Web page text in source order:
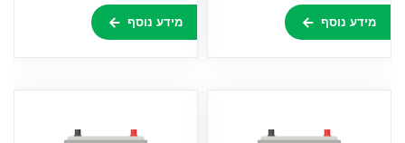
מידע נוסף מידע נוסף